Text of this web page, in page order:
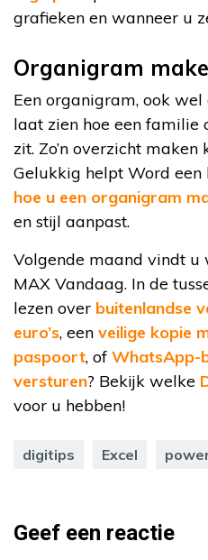
grafieken en wanneer u
Organigram
Een organigram, ook
laat zien hoe een familie
zit. Zo’n overzicht
Gelukkig helpt Word
hoe u een organigram
en stijl aanpast.
Volgende maand vindt u
MAX Vandaag. In de
lezen over buitenlandse
euro’s, een veilige kopie
paspoort, of WhatsApp-
versturen? Bekijk welke
voor u hebben!
digitips Excel
Geef een reactie